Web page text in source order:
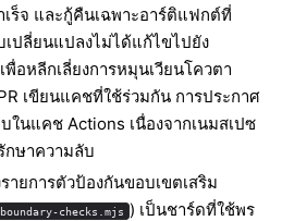
เร็จ และกู้คืนเฉพาะอาร์ติแฟกต์ที่
ปลี่ยนแปลงไม่ได้แก้ไขไปยัง
เพื่อหลีกเลี่ยงการหมุนเวียนโควตา
เขียนแคชที่ใช้ร่วมกัน การประกาศ
ในแคช Actions เนื่องจากเนมสเปซ
กษาความลับ
ายการตัวป้องกันขอบเขตเสริม
checks.mjs ) เป็นชาร์ดที่ใช้พร